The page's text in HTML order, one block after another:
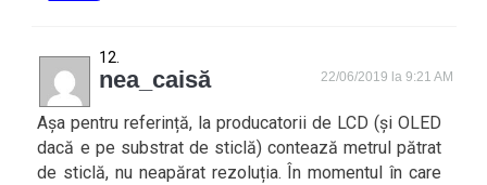
nea_caisă 22/06/2019 la 9:21 AM
Așa pentru referință, la producatorii de LCD (și OLED
dacă e pe substrat de sticlă) contează metrul pătrat
de sticlă, nu neapărat rezoluția. În momentul în care